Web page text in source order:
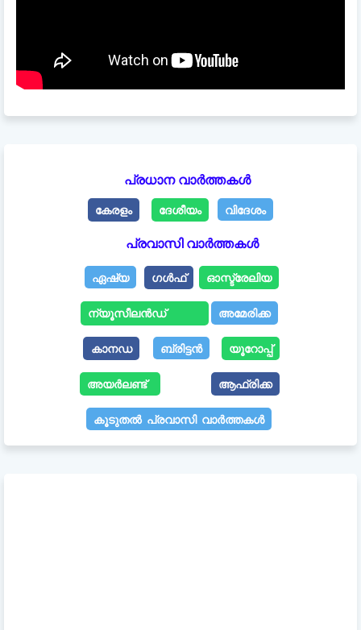
പ്രധാന വാർത്തകൾ
കേരളം ദേശീയം വിദേശം
പ്രവാസി വാർത്തകൾ
ഏഷ്യ ഗൾഫ് ഓസ്ട്രേലിയ
ന്യൂസീലൻഡ് അമേരിക്ക
കാനഡ ബ്രിട്ടൻ യൂറോപ്പ്
അയർലണ്ട് ആഫ്രിക്ക
കൂടുതൽ പ്രവാസി വാർത്തകൾ